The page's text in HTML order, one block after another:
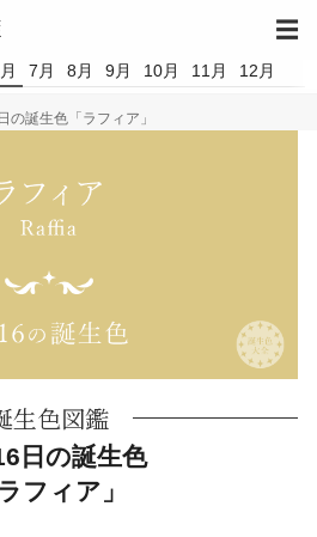
7月 8月 9月 10月 11月 12月
☰
の誕生色「ラフィア」
生色図鑑
日の誕生色
ラフィア」